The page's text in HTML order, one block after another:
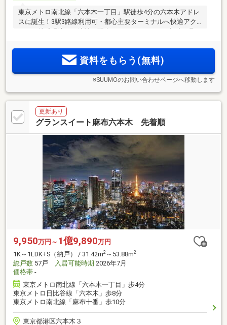
東京メトロ南北線「六本木一丁目」駅徒歩4分の六本木アドレ
スに誕生！3駅3路線利用可・都心主要ターミナルへ快適アク
資料をもらう(無料)
※SUUMOのお問い合わせページへ移動します
更新あり
グランスイート麻布六本木 先着順
9,950万円～ 1億9,890万円
1K～1LDK+S（納戸） / 31.42m2 ～53.88m2
総戸数 57戸 入居可能時期 2026年7月
価格帯 -
東京メトロ南北線「六本木一丁目」歩4分
東京メトロ日比谷線「六本木」歩8分
東京メトロ南北線「麻布十番」歩10分
東京都港区六本木３